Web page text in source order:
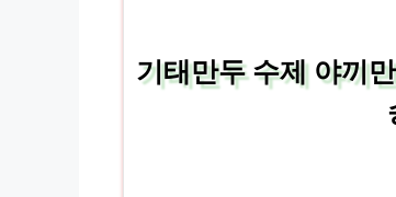
기태만두 수제 야끼